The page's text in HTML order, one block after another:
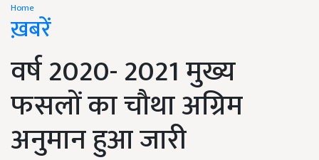
Home
ख़बरें
वर्ष 2020- 2021 मुख्य
फसलों का चौथा अग्रिम
अनुमान हुआ जारी